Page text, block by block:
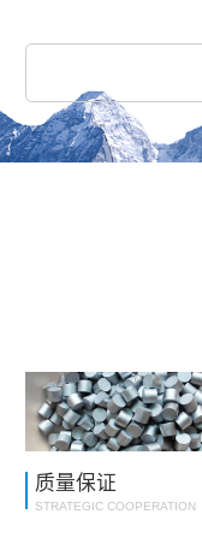
质量保证
STRATEGIC COOPERATION